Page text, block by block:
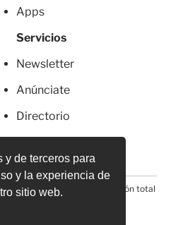
y de terceros para
y la experiencia de
sitio web.
Apps
Servicios
Newsletter
Anúnciate
Directorio
Prohibida la reproducción total
medio electrónico*